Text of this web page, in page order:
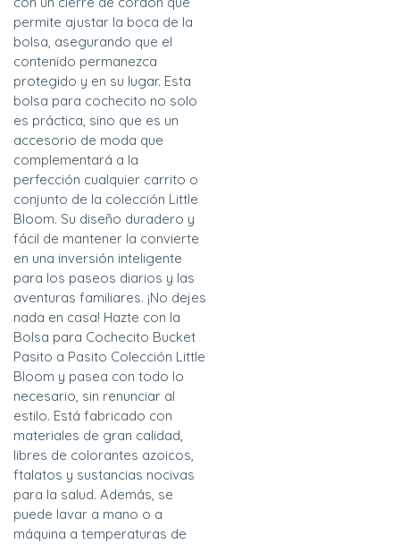
permite ajustar la boca de la
bolsa, asegurando que el
contenido permanezca
protegido y en su lugar. Esta
bolsa para cochecito no solo
es práctica, sino que es un
accesorio de moda que
complementará a la
perfección cualquier carrito o
conjunto de la colección Little
Bloom. Su diseño duradero y
fácil de mantener la convierte
en una inversión inteligente
para los paseos diarios y las
aventuras familiares. ¡No dejes
nada en casa! Hazte con la
Bolsa para Cochecito Bucket
Pasito a Pasito Colección Little
Bloom y pasea con todo lo
necesario, sin renunciar al
estilo. Está fabricado con
materiales de gran calidad,
libres de colorantes azoicos,
ftalatos y sustancias nocivas
para la salud. Además, se
puede lavar a mano o a
máquina a temperaturas de